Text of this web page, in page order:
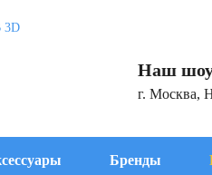
Наш
г. Москва,
Бренды